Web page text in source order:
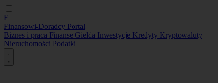
F
Finansowi-Doradcy Portal
Biznes i praca Finanse Giełda Inwestycje Kredyty Kryptowaluty
Nieruchomości Podatki